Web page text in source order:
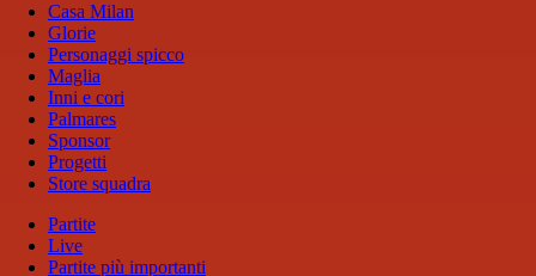
Casa Milan
Glorie
Personaggi spicco
Maglia
Inni e cori
Palmares
Sponsor
Progetti
Store squadra
Partite
Live
Partite più importanti